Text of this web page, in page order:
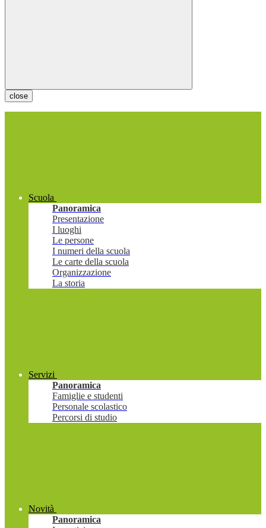
close
Scuola
Panoramica
Presentazione
I luoghi
Le persone
I numeri della scuola
Le carte della scuola
Organizzazione
La storia
Servizi
Panoramica
Famiglie e studenti
Personale scolastico
Percorsi di studio
Novità
Panoramica